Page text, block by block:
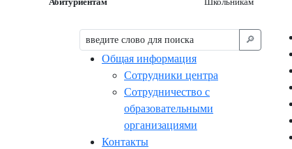
🔎︎
Общая информация
Сотрудники центра
Сотрудничество с
образовательными
организациями
Контакты